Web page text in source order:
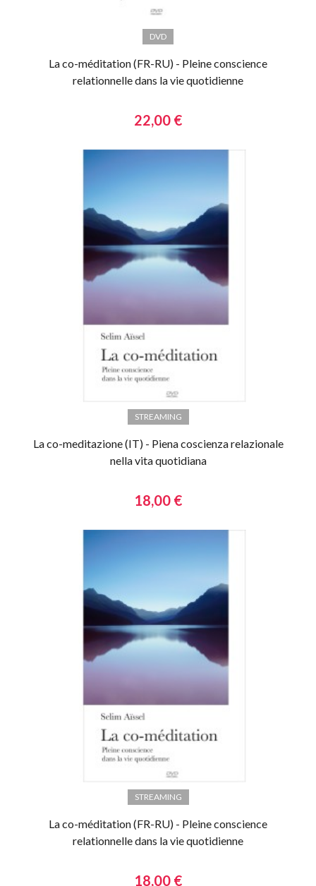
DVD
La co-méditation (FR-RU) - Pleine conscience
relationnelle dans la vie quotidienne
22,00 €
STREAMING
La co-meditazione (IT) - Piena coscienza relazionale
nella vita quotidiana
18,00 €
STREAMING
La co-méditation (FR-RU) - Pleine conscience
relationnelle dans la vie quotidienne
18,00 €